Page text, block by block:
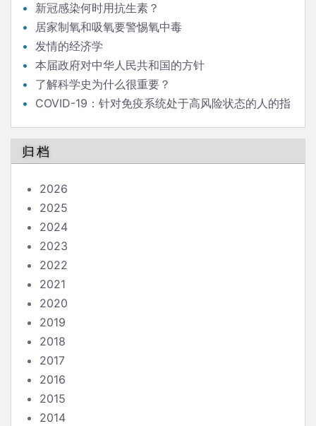
新冠感染何时用抗生素？
居家制氧和吸氧要警惕氧中毒
发情的经济学
本届政府对中华人民共和国的方针
了解科学史为什么很重要？
COVID-19：针对免疫系统处于高风险状态的人的指
归档
2026
2025
2024
2023
2022
2021
2020
2019
2018
2017
2016
2015
2014